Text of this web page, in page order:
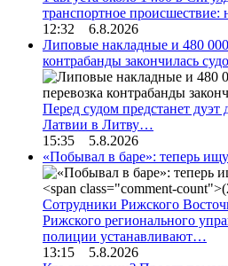
транспортное
12:32 6.8.2026
Липовые накладные и 480 000
контрабанды закончилась
Перед судом предстанет дуэт
Латвии в Литву…
15:35 5.8.2026
«Побывал в баре»: теперь
Сотрудники Рижского
Рижского регионального
полиции устанавливают…
13:15 5.8.2026